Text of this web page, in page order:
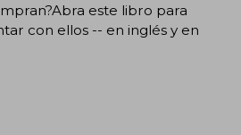
este libro para
con ellos -- en inglés y en